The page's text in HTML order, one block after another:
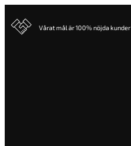
Vårat mål är 100% nöjda kunder